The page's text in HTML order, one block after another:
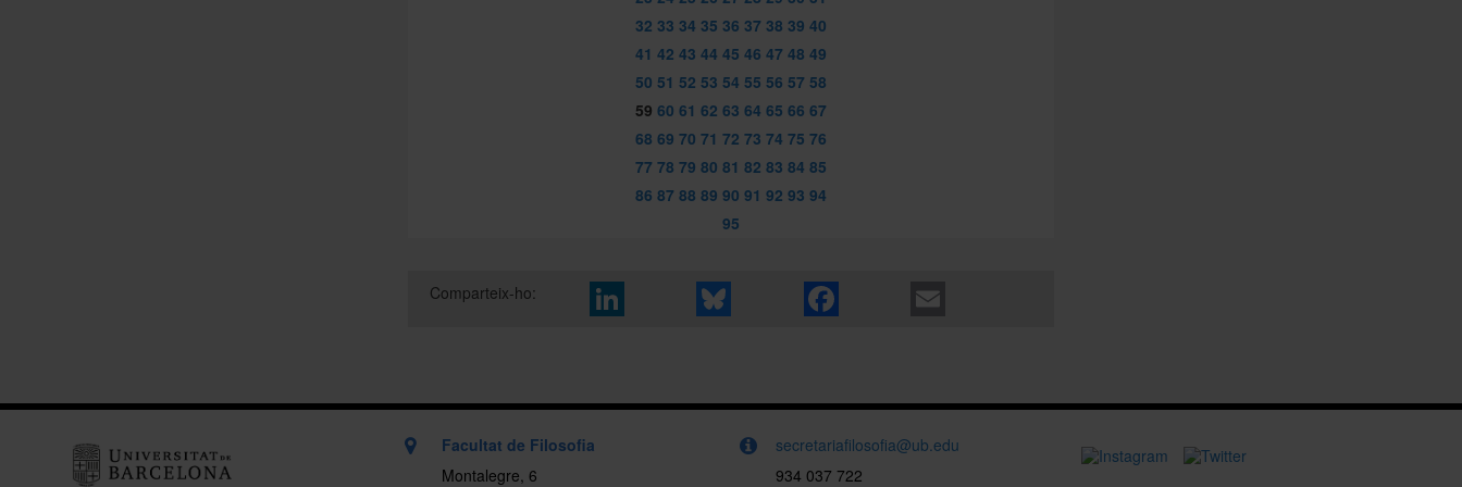
32 33 34 35 36 37 38 39 40
41 42 43 44 45 46 47 48 49
50 51 52 53 54 55 56 57 58
59 60 61 62 63 64 65 66 67
68 69 70 71 72 73 74 75 76
77 78 79 80 81 82 83 84 85
86 87 88 89 90 91 92 93 94
95
Comparteix-ho:
Facultat de Filosofia
Montalegre, 6
secretariafilosofia@ub.edu
934 037 722